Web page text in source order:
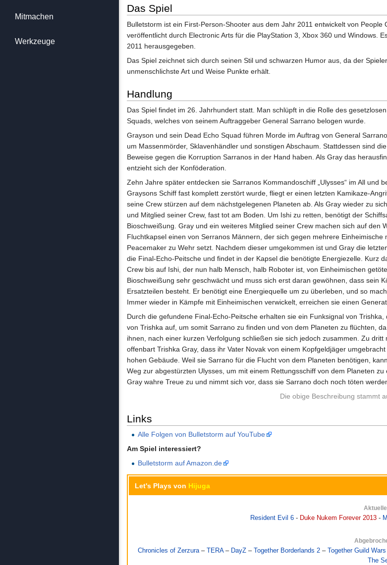
Das Spiel
Bulletstorm ist ein First-Person-Shooter aus dem Jahr 2011 entwickelt von People
veröffentlicht durch Electronic Arts für die PlayStation 3, Xbox 360 und Windows.
2011 herausgegeben.
Das Spiel zeichnet sich durch seinen Stil und schwarzen Humor aus, da der
unmenschlichste Art und Weise Punkte erhält.
Handlung
Das Spiel findet im 26. Jahrhundert statt. Man schlüpft in die Rolle des
Squads, welches von seinem Auftraggeber General Sarrano belogen wurde.
Grayson und sein Dead Echo Squad führen Morde im Auftrag von General
um Massenmörder, Sklavenhändler und sonstigen Abschaum. Stattdessen sind
Beweise gegen die Korruption Sarranos in der Hand haben. Als Gray das
entzieht sich der Konföderation.
Zehn Jahre später entdecken sie Sarranos Kommandoschiff „Ulysses“ im All und
Graysons Schiff fast komplett zerstört wurde, fliegt er einen letzten Kamikaze-
seine Crew stürzen auf dem nächstgelegenen Planeten ab. Als Gray wieder zu
und Mitglied seiner Crew, fast tot am Boden. Um Ishi zu retten, benötigt der
Bioschweißung. Gray und ein weiteres Mitglied seiner Crew machen sich auf den
Fluchtkapsel einen von Serranos Männern, der sich gegen mehrere
Peacemaker zu Wehr setzt. Nachdem dieser umgekommen ist und Gray die
die Final-Echo-Peitsche und findet in der Kapsel die benötigte Energiezelle. Kurz
Crew bis auf Ishi, der nun halb Mensch, halb Roboter ist, von Einheimischen
Bioschweißung sehr geschwächt und muss sich erst daran gewöhnen, dass sein
Ersatzteilen besteht. Er benötigt eine Energiequelle um zu überleben, und so
Immer wieder in Kämpfe mit Einheimischen verwickelt, erreichen sie einen
Durch die gefundene Final-Echo-Peitsche erhalten sie ein Funksignal von
von Trishka auf, um somit Sarrano zu finden und von dem Planeten zu flüchten,
ihnen, nach einer kurzen Verfolgung schließen sie sich jedoch zusammen. Zu
offenbart Trishka Gray, dass ihr Vater Novak von einem Kopfgeldjäger
hohen Gebäude. Weil sie Sarrano für die Flucht von dem Planeten benötigen,
Weg zur abgestürzten Ulysses, um mit einem Rettungsschiff von dem Planeten
Gray wahre Treue zu und nimmt sich vor, dass sie Sarrano doch noch töten
Die obige Beschreibung stammt
Links
Alle Folgen von Bulletstorm auf YouTube
Am Spiel interessiert?
Bulletstorm auf Amazon.de
Let's Plays von Hijuga
Resident Evil 6 - Duke Nukem Forever 2013 -
Chronicles of Zerzura– TERA– DayZ – Together Borderlands 2 – Together Guild
The
Mitmachen
Werkzeuge